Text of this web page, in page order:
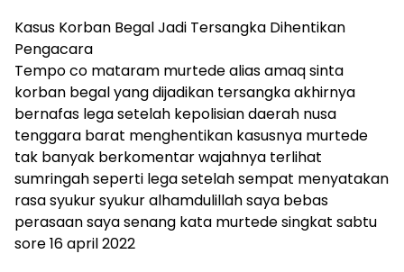
Kasus Korban Begal Jadi Tersangka Dihentikan
Pengacara
Tempo co mataram murtede alias amaq sinta
korban begal yang dijadikan tersangka akhirnya
bernafas lega setelah kepolisian daerah nusa
tenggara barat menghentikan kasusnya murtede
tak banyak berkomentar wajahnya terlihat
sumringah seperti lega setelah sempat menyatakan
rasa syukur syukur alhamdulillah saya bebas
perasaan saya senang kata murtede singkat sabtu
sore 16 april 2022